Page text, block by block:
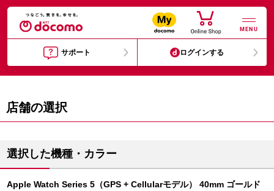
MENU
サポート ログインする
店舗の選択
選択した機種・カラー
Apple Watch Series 5（GPS + Cellularモデル） 40mm ゴールド